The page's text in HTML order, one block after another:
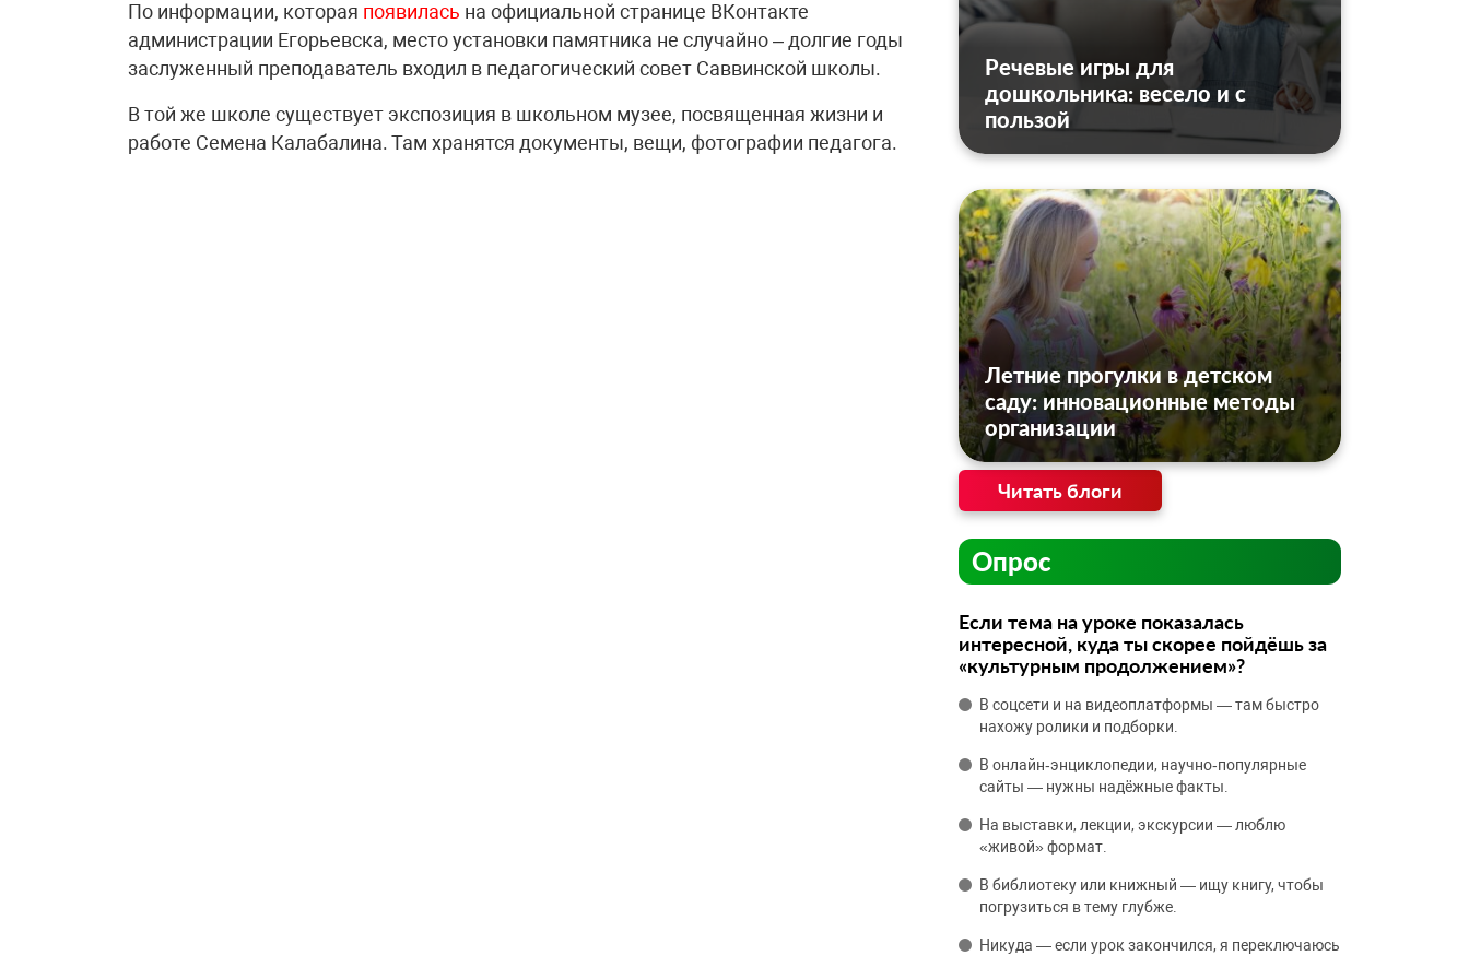
По информации, которая появилась на официальной странице ВКонтакте
администрации Егорьевска, место установки памятника не случайно – долгие годы
заслуженный преподаватель входил в педагогический совет Саввинской школы.
В той же школе существует экспозиция в школьном музее, посвященная жизни и
работе Семена Калабалина. Там хранятся документы, вещи, фотографии педагога.
Речевые игры для
дошкольника: весело и с
пользой
Летние прогулки в детском
саду: инновационные методы
организации
Читать блоги
Опрос
Если тема на уроке показалась
интересной, куда ты скорее пойдёшь за
«культурным продолжением»?
В соцсети и на видеоплатформы — там быстро
нахожу ролики и подборки.
В онлайн‑энциклопедии, научно‑популярные
сайты — нужны надёжные факты.
На выставки, лекции, экскурсии — люблю
«живой» формат.
В библиотеку или книжный — ищу книгу, чтобы
погрузиться в тему глубже.
Никуда — если урок закончился, я переключаюсь